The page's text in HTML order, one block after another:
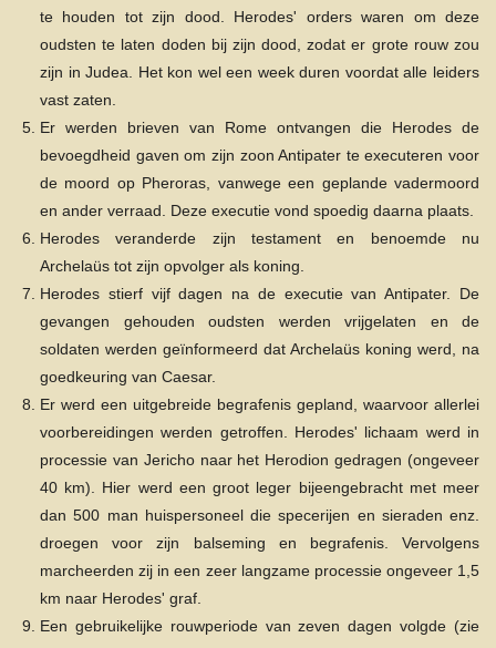
te houden tot zijn dood. Herodes' orders waren om deze
oudsten te laten doden bij zijn dood, zodat er grote rouw zou
zijn in Judea. Het kon wel een week duren voordat alle leiders
vast zaten.
Er werden brieven van Rome ontvangen die Herodes de
bevoegdheid gaven om zijn zoon Antipater te executeren voor
de moord op Pheroras, vanwege een geplande vadermoord
en ander verraad. Deze executie vond spoedig daarna plaats.
Herodes veranderde zijn testament en benoemde nu
Archelaüs tot zijn opvolger als koning.
Herodes stierf vijf dagen na de executie van Antipater. De
gevangen gehouden oudsten werden vrijgelaten en de
soldaten werden geïnformeerd dat Archelaüs koning werd, na
goedkeuring van Caesar.
Er werd een uitgebreide begrafenis gepland, waarvoor allerlei
voorbereidingen werden getroffen. Herodes' lichaam werd in
processie van Jericho naar het Herodion gedragen (ongeveer
40 km). Hier werd een groot leger bijeengebracht met meer
dan 500 man huispersoneel die specerijen en sieraden enz.
droegen voor zijn balseming en begrafenis. Vervolgens
marcheerden zij in een zeer langzame processie ongeveer 1,5
km naar Herodes' graf.
Een gebruikelijke rouwperiode van zeven dagen volgde (zie